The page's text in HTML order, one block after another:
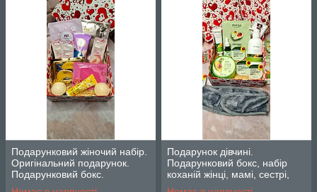
Подарунковий жіночий набір.
Оригінальний подарунок.
Подарунковий бокс.
Подарунок дівчині.
Подарунковий бокс, набір
коханій жінці, мамі, сестрі,
подрузі.